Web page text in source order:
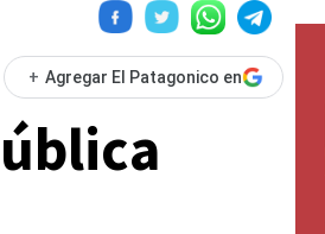
+ Agregar El Patagonico en